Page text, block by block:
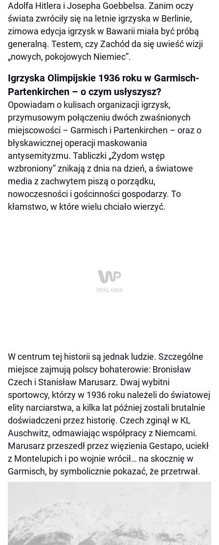
Adolfa Hitlera i Josepha Goebbelsa. Zanim oczy
świata zwróciły się na letnie igrzyska w Berlinie,
zimowa edycja igrzysk w Bawarii miała być próbą
generalną. Testem, czy Zachód da się uwieść wizji
„nowych, pokojowych Niemiec”.
Igrzyska Olimpijskie 1936 roku w Garmisch-
Partenkirchen – o czym usłyszysz?
Opowiadam o kulisach organizacji igrzysk,
przymusowym połączeniu dwóch zwaśnionych
miejscowości – Garmisch i Partenkirchen – oraz o
błyskawicznej operacji maskowania
antysemityzmu. Tabliczki „Żydom wstęp
wzbroniony” znikają z dnia na dzień, a światowe
media z zachwytem piszą o porządku,
nowoczesności i gościnności gospodarzy. To
kłamstwo, w które wielu chciało wierzyć.
W centrum tej historii są jednak ludzie. Szczególne
miejsce zajmują polscy bohaterowie: Bronisław
Czech i Stanisław Marusarz. Dwaj wybitni
sportowcy, którzy w 1936 roku należeli do światowej
elity narciarstwa, a kilka lat później zostali brutalnie
doświadczeni przez historię. Czech zginął w KL
Auschwitz, odmawiając współpracy z Niemcami.
Marusarz przeszedł przez więzienia Gestapo, uciekł
z Montelupich i po wojnie wrócił… na skocznię w
Garmisch, by symbolicznie pokazać, że przetrwał.